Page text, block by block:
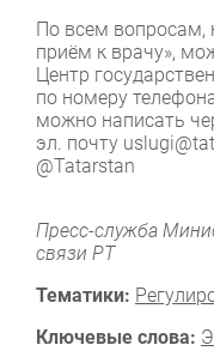
По всем вопросам,
приём к врачу»,
Центр
по номеру
можно написать
эл. почту
@Tatarstan
Пресс-служба
связи РТ
Тематики:
Ключевые слова: